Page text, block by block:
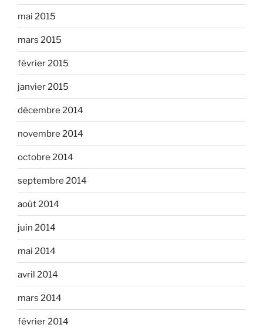
mai 2015
mars 2015
février 2015
janvier 2015
décembre 2014
novembre 2014
octobre 2014
septembre 2014
août 2014
juin 2014
mai 2014
avril 2014
mars 2014
février 2014